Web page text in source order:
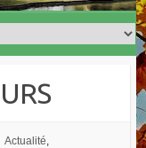
Actualité,